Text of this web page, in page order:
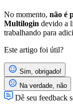
No momento, não é
Multilogin devido a
trabalhando para
Este artigo foi útil?
Sim, obrigado!
Na verdade, não
Dê seu feedback